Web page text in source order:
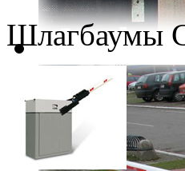
Шлагбаумы